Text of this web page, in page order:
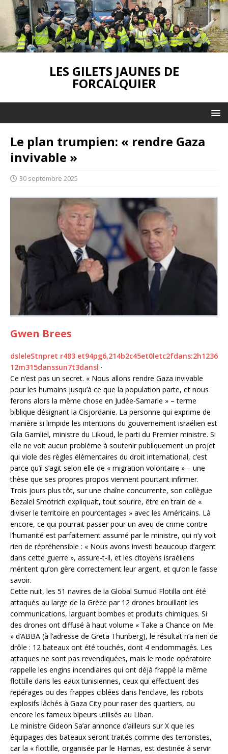
LES GILETS JAUNES DE
FORCALQUIER
Le plan trumpien: « rendre Gaza
invivable »
30 septembre 2025
Gwen Brees
dsleleStnpret r483 et94pg6,214b2c45et0letc2fdans:2h1236
12m315danssun7t3dansl ·
Ce n’est pas un secret. « Nous allons rendre Gaza invivable
pour les humains jusqu’à ce que la population parte, et nous
ferons alors la même chose en Judée-Samarie » – terme
biblique désignant la Cisjordanie. La personne qui exprime de
manière si limpide les intentions du gouvernement israélien est
Gila Gamliel, ministre du Likoud, le parti du Premier ministre. Si
elle ne voit aucun problème à soutenir publiquement un projet
qui viole des règles élémentaires du droit international, c’est
parce qu’il s’agit selon elle de « migration volontaire » – une
thèse que ses propres propos viennent pourtant infirmer.
Trois jours plus tôt, sur une chaîne concurrente, son collègue
Bezalel Smotrich expliquait, tout sourire, être en train de «
diviser le territoire en pourcentages » avec les Américains. Là
encore, ce qui pourrait passer pour un aveu de crime contre
l’humanité est parfaitement assumé par le ministre, qui n’y voit
rien de répréhensible : « Nous avons investi beaucoup d’argent
dans cette guerre », assure-t-il, et les citoyens israéliens
méritent qu’on gère correctement leur argent, et qu’on le fasse
savoir.
Cette nuit, les 51 navires de la Global Sumud Flotilla ont été
attaqués au large de la Grèce par 12 drones brouillant les
communications, larguant bombes et produits chimiques. Si
des drones ont diffusé à haut volume « Take a Chance on Me
» d’ABBA (à l’adresse de Greta Thunberg), le résultat n’a rien de
drôle : 12 bateaux ont été touchés, dont 4 endommagés. Les
attaques ne sont pas revendiquées, mais le mode opératoire
rappelle les engins incendiaires qui ont déjà frappé la même
flottille dans les eaux tunisiennes, ceux qui effectuent des
repérages ou des frappes ciblées dans l’enclave, les robots
explosifs lâchés à Gaza City pour raser des quartiers, ou
encore les fameux bipeurs utilisés au Liban.
Le ministre Gideon Sa’ar annonce d’ailleurs sur X que les
équipages des bateaux seront traités comme des terroristes,
car la « flottille, organisée par le Hamas, est destinée à servir